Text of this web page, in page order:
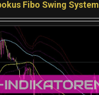
Fibo Swing System